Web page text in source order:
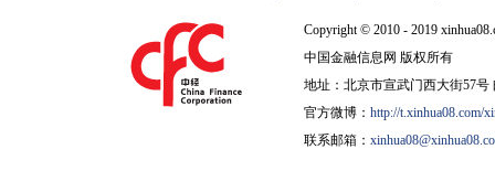
Copyright © 2010 - 2019
中国金融信息网 版权所有
地址：北京市宣武门西大街57号
官方微博： http://t.xinhua08.com/
联系邮箱：